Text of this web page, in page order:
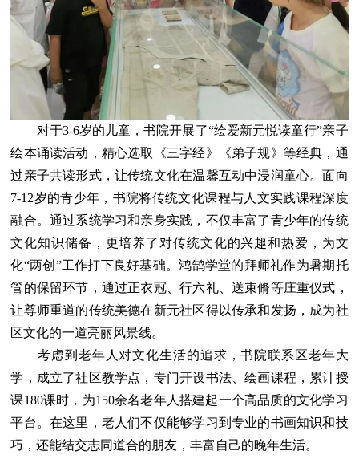
对于3-6岁的儿童，书院开展了“绘爱新元悦读童行”亲子
绘本诵读活动，精心选取《三字经》《弟子规》等经典，通
过亲子共读形式，让传统文化在温馨互动中浸润童心。面向
7-12岁的青少年，书院将传统文化课程与人文实践课程深度
融合。通过系统学习和亲身实践，不仅丰富了青少年的传统
文化知识储备，更培养了对传统文化的兴趣和热爱，为文
化“两创”工作打下良好基础。鸿鹄学堂的拜师礼作为暑期托
管的保留环节，通过正衣冠、行六礼、送束脩等庄重仪式，
让尊师重道的传统美德在新元社区得以传承和发扬，成为社
区文化的一道亮丽风景线。
考虑到老年人对文化生活的追求，书院联系区老年大
学，成立了社区教学点，专门开设书法、绘画课程，累计授
课180课时，为150余名老年人搭建起一个高品质的文化学习
平台。在这里，老人们不仅能够学习到专业的书画知识和技
巧，还能结交志同道合的朋友，丰富自己的晚年生活。